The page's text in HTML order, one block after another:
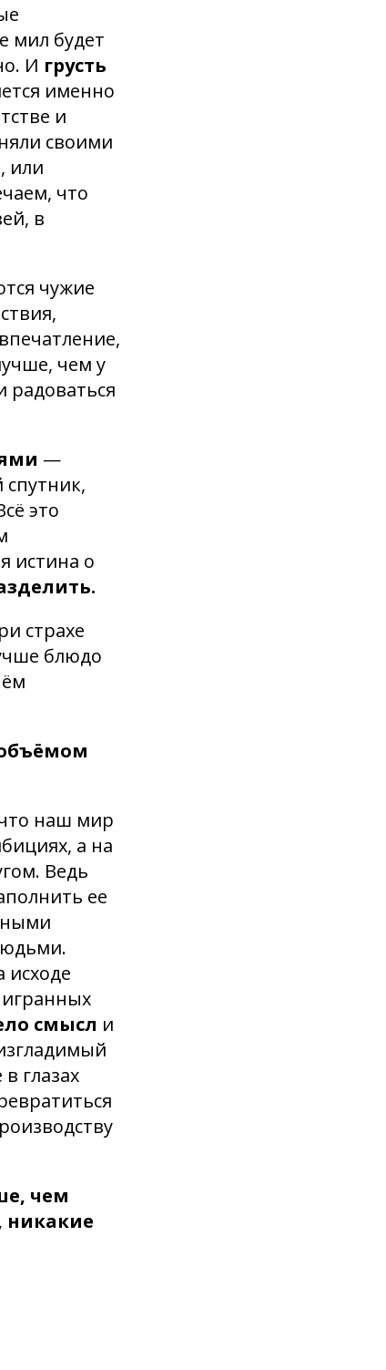
мил будет
И грусть
именно
и
своими
или
что
в
чужие
чем у
радоваться
—
это
истина о
страхе
блюдо
наш мир
а на
Ведь
ее
исходе
смысл и
глазах
чем
никакие